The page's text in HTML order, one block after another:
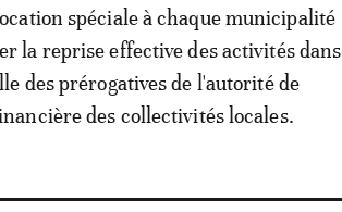
spéciale à chaque municipalité
la reprise effective des activités dans
des prérogatives de l'autorité de
des collectivités locales.